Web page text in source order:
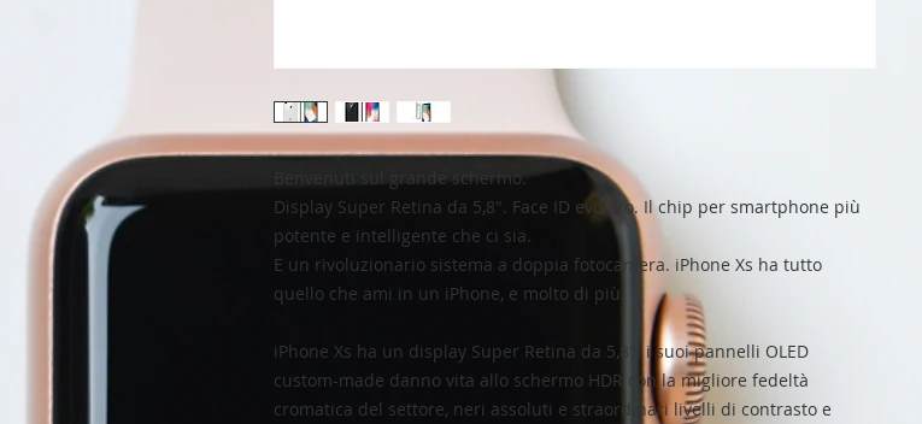
Benvenuti sul grande schermo.
Display Super Retina da 5,8". Face ID evoluto. Il chip per smartphone più
potente e intelligente che ci sia.
E un rivoluzionario sistema a doppia fotocamera. iPhone Xs ha tutto
quello che ami in un iPhone, e molto di più.
iPhone Xs ha un display Super Retina da 5,8": i suoi pannelli OLED
custom-made danno vita allo schermo HDR con la migliore fedeltà
cromatica del settore, neri assoluti e straordinari livelli di contrasto e